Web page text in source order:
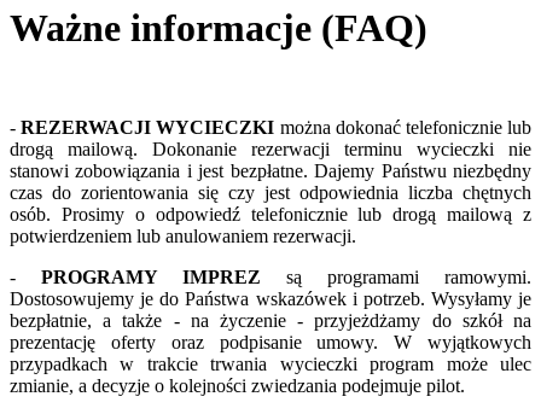
Ważne informacje (FAQ)
-REZERWACJI WYCIECZKI można dokonać telefonicznie lub
drogą mailową. Dokonanie rezerwacji terminu wycieczki nie
stanowi zobowiązania i jest bezpłatne. Dajemy Państwu niezbędny
czas do zorientowania się czy jest odpowiednia liczba chętnych
osób. Prosimy o odpowiedź telefonicznie lub drogą mailową z
potwierdzeniem lub anulowaniem rezerwacji.
- PROGRAMY IMPREZ są programami ramowymi.
Dostosowujemy je do Państwa wskazówek i potrzeb. Wysyłamy je
bezpłatnie, a także - na życzenie - przyjeżdżamy do szkół na
prezentację oferty oraz podpisanie umowy. W wyjątkowych
przypadkach w trakcie trwania wycieczki program może ulec
zmianie, a decyzje o kolejności zwiedzania podejmuje pilot.